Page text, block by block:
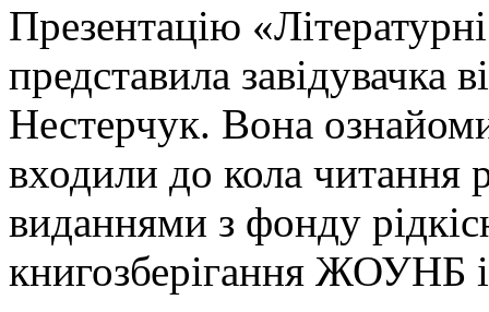
Презентацію
представила завідувачка
Нестерчук. Вона
входили до кола читання
виданнями з фонду
книгозберігання ЖОУНБ